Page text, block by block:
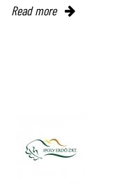
Read more